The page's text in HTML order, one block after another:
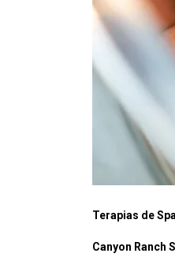
Terapias de
Canyon Ranch